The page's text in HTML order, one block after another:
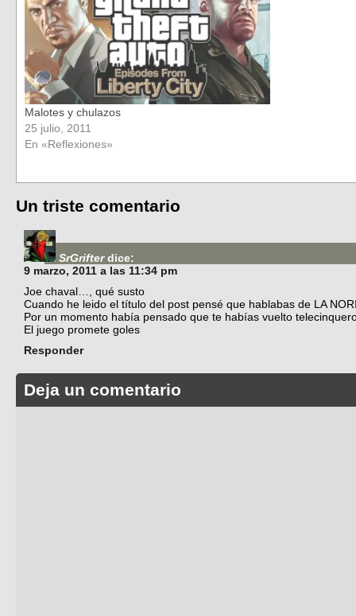
Malotes y chulazos
25 julio, 2011
En «Reflexiones»
Un triste comentario
SrGrifter dice:
9 marzo, 2011 a las 11:34 pm
Joe chaval…, qué susto
Cuando he leido el título del post pensé que hablabas de LA
Por un momento había pensado que te habías vuelto
El juego promete goles
Responder
Deja un comentario